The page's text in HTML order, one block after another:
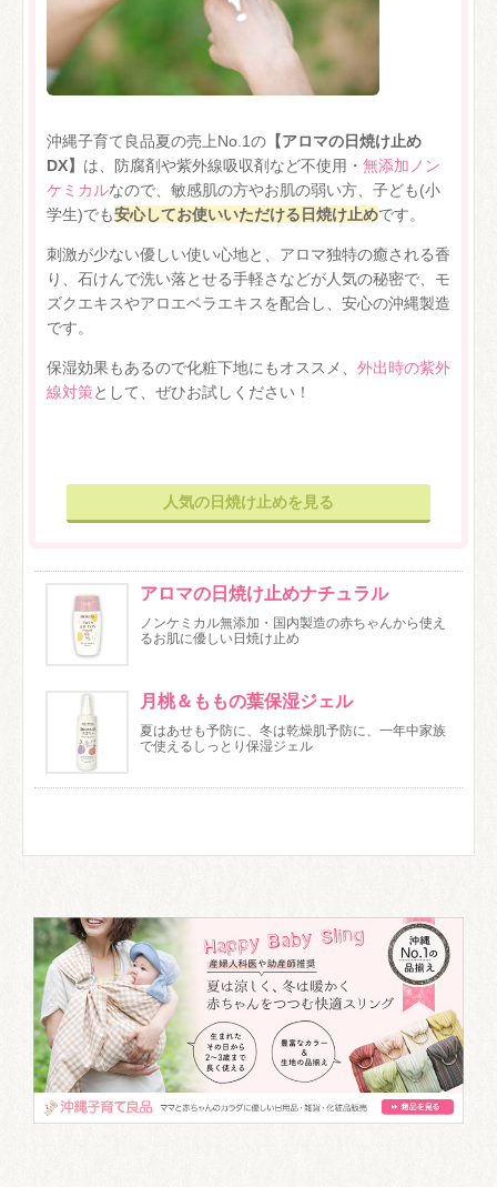
沖縄子育て良品夏の売上No.1の 【アロマの日焼け止め
DX】 は、防腐剤や紫外線吸収剤など不使用・ 無添加ノン
ケミカルなので、敏感肌の方やお肌の弱い方、子ども(小
学生)でも安心してお使いいただける日焼け止めです。
刺激が少ない優しい使い心地と、アロマ独特の癒される香
り、石けんで洗い落とせる手軽さなどが人気の秘密で、モ
ズクエキスやアロエベラエキスを配合し、安心の沖縄製造
です。
保湿効果もあるので化粧下地にもオススメ、 外出時の紫外
線対策として、ぜひお試しください！
人気の日焼け止めを見る
アロマの日焼け止めナチュラル
ノンケミカル無添加・国内製造の赤ちゃんから使え
るお肌に優しい日焼け止め
月桃＆ももの葉保湿ジェル
夏はあせも予防に、冬は乾燥肌予防に、一年中家族
で使えるしっとり保湿ジェル